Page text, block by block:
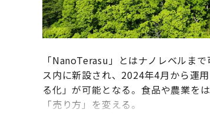
「NanoTerasu」とはナノレベルま
ス内に新設され、2024年4月から運
る化」が可能となる。食品や農業を
「売り方」を変える。